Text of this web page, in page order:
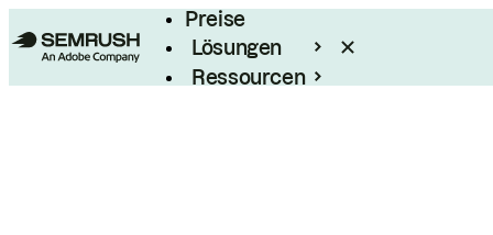
Preise
Lösungen
Ressourcen